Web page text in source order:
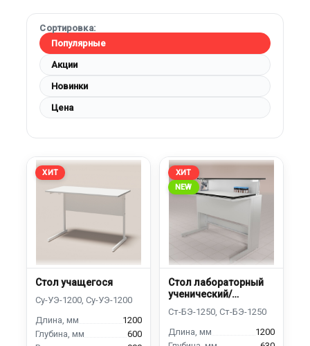
Сортировка:
Популярные
Акции
Новинки
Цена
ХИТ
Стол учащегося
1200
600
ХИТ
NEW
Стол лабораторный
ученический/
выдвижным блоком
1200